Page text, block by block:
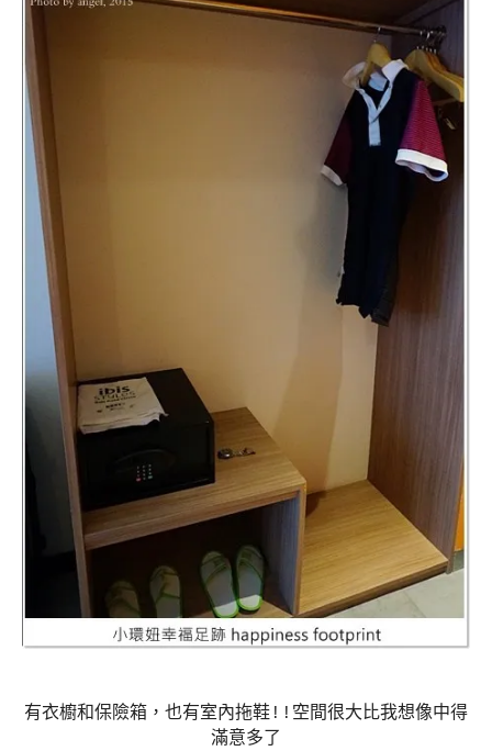
有衣櫥和保險箱，也有室內拖鞋!!空間很大比我想像中得
滿意多了